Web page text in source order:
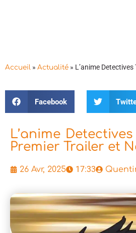
Accueil » Actualité » L’anime
Facebook
L’anime
Premier Trailer et
26 Avr, 2025 17:33